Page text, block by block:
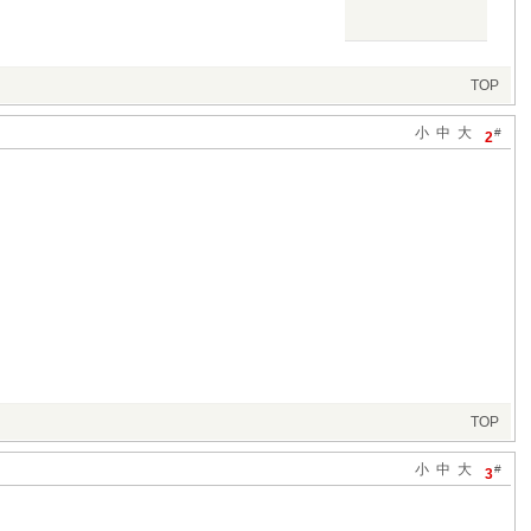
TOP
2#
大
中
小
TOP
3#
大
中
小